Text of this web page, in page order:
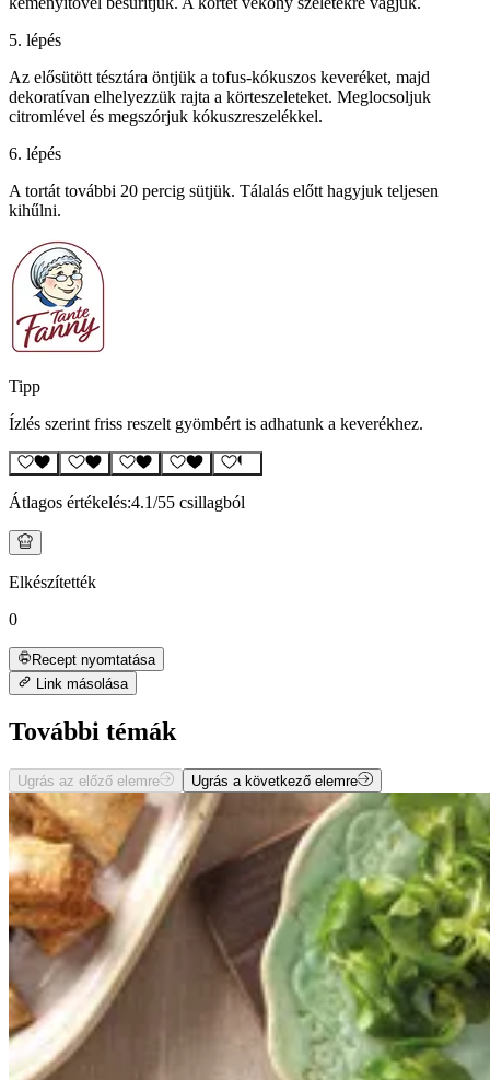
5. lépés
Az elősütött tésztára öntjük a tofus-kókuszos keveréket, majd
dekoratívan elhelyezzük rajta a körteszeleteket. Meglocsoljuk
citromlével és megszórjuk kókuszreszelékkel.
6. lépés
A tortát további 20 percig sütjük. Tálalás előtt hagyjuk teljesen
kihűlni.
Tipp
Ízlés szerint friss reszelt gyömbért is adhatunk a keverékhez.
Átlagos értékelés:4.1/55 csillagból
Elkészítették
0
Recept nyomtatása
Link másolása
További témák
Ugrás az előző elemre Ugrás a következő elemre